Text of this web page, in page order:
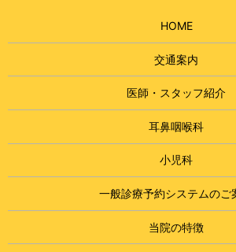
HOME
交通案内
医師・スタッフ紹介
耳鼻咽喉科
小児科
一般診療予約システムのご
当院の特徴